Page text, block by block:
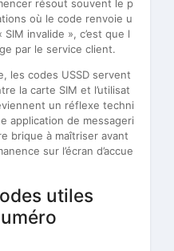
résout souvent le p
où le code renvoie u
invalide », c’est que l
par le service client.
les codes USSD servent
la carte SIM et l’utilisat
un réflexe techni
application de messageri
brique à maîtriser avant
sur l’écran d’accue
utiles